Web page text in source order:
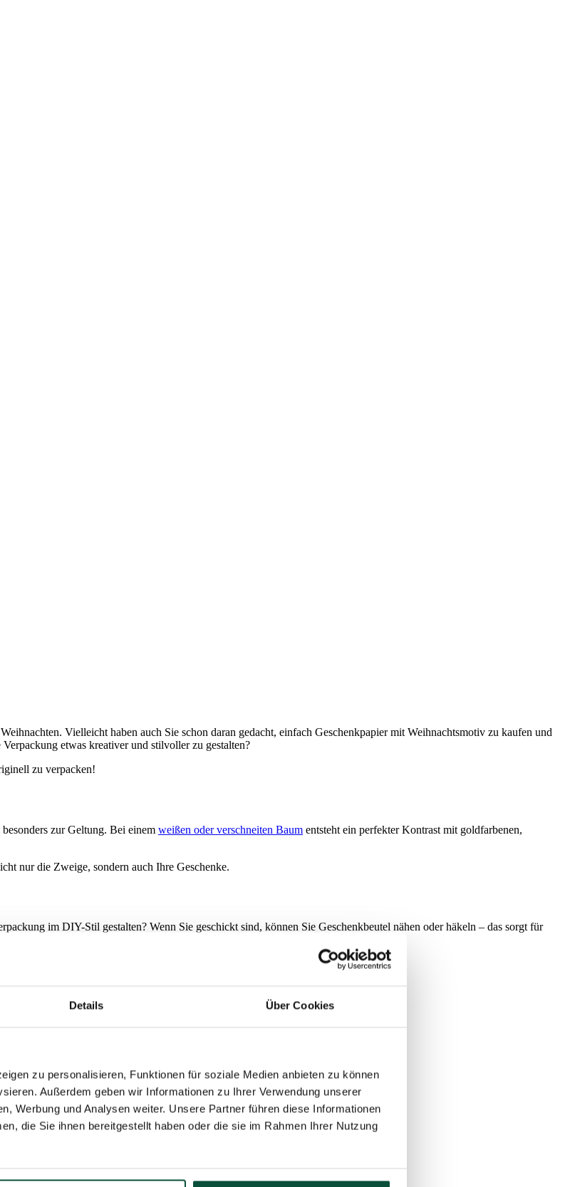
Details Über Cookies
zu personalisieren, Funktionen für soziale Medien anbieten zu können
Außerdem geben wir Informationen zu Ihrer Verwendung unserer
Werbung und Analysen weiter. Unsere Partner führen diese Informationen
die Sie ihnen bereitgestellt haben oder die sie im Rahmen Ihrer Nutzung
Vielleicht haben auch Sie schon daran gedacht, einfach Geschenkpapier mit Weihnachtsmotiv zu kaufen und
etwas kreativer und stilvoller zu gestalten?
zu verpacken!
besonders zur Geltung. Bei einem weißen oder verschneiten Baum entsteht ein perfekter Kontrast mit goldfarbenen,
nur die Zweige, sondern auch Ihre Geschenke.
im DIY-Stil gestalten? Wenn Sie geschickt sind, können Sie Geschenkbeutel nähen oder häkeln – das sorgt für